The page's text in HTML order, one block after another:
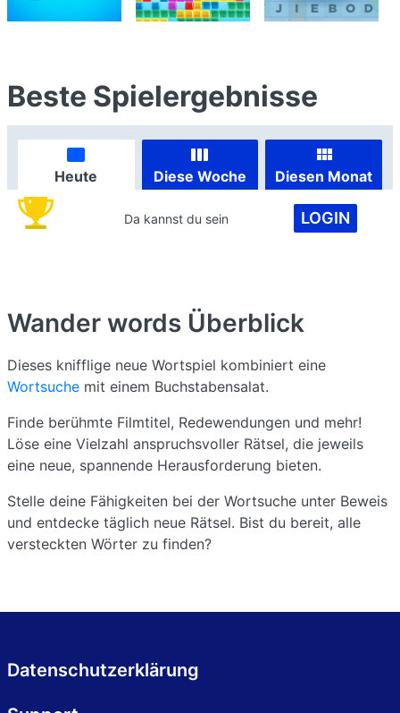
Beste Spielergebnisse
Heute Diese Woche Diesen Monat
Da kannst du sein LOGIN
Wander words Überblick
Dieses knifflige neue Wortspiel kombiniert eine
Wortsuche mit einem Buchstabensalat.
Finde berühmte Filmtitel, Redewendungen und mehr!
Löse eine Vielzahl anspruchsvoller Rätsel, die jeweils
eine neue, spannende Herausforderung bieten.
Stelle deine Fähigkeiten bei der Wortsuche unter Beweis
und entdecke täglich neue Rätsel. Bist du bereit, alle
versteckten Wörter zu finden?
Datenschutzerklärung